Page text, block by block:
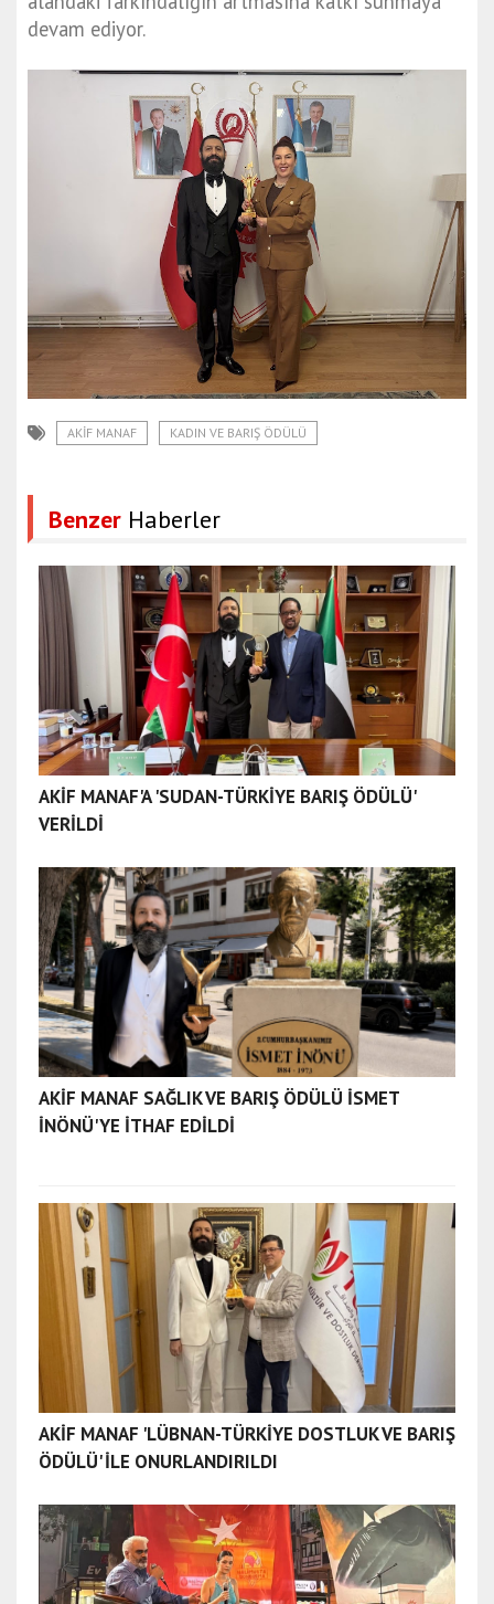
devam ediyor.
AKIF MANAF KADIN VE BARIŞ ÖDÜLÜ
Benzer Haberler
AKİF MANAF'A 'SUDAN-TÜRKİYE BARIŞ ÖDÜLÜ'
VERİLDİ
AKİF MANAF SAĞLIK VE BARIŞ ÖDÜLÜ İSMET
İNÖNÜ'YE İTHAF EDİLDİ
AKİF MANAF 'LÜBNAN-TÜRKİYE DOSTLUK VE BARIŞ
ÖDÜLÜ' İLE ONURLANDIRILDI